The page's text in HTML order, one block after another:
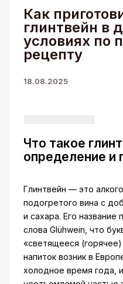
Как
глинтвейн в
условиях по
рецепту
18.08.2025
Что такое
определение и
Глинтвейн — это
подогретого вина с
и сахара. Его
слова Glühwein, что
«светящееся
напиток возник в
холодное время года,